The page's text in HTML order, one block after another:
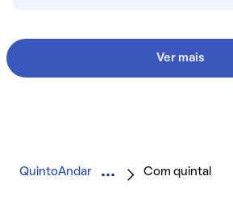
Ver mais
QuintoAndar Com quintal